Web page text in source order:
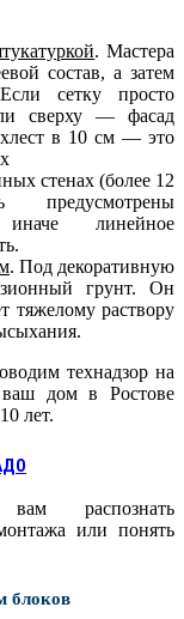
. Мастера
состав, а затем
сетку просто
сверху — фасад
в 10 см — это
стенах (более 12
линейное
. Под декоративную
грунт. Он
тяжелому раствору
технадзор на
дом в Ростове
лет.
распознать
или понять
блоков